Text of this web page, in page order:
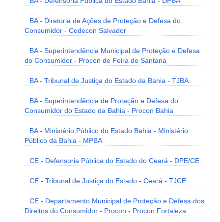
BA - Diretoria de Ações de Proteção e Defesa do
Consumidor - Codecon Salvador
BA - Superintendência Municipal de Proteção e Defesa
do Consumidor - Procon de Feira de Santana
BA - Tribunal de Justiça do Estado da Bahia - TJBA
BA - Superintendência de Proteção e Defesa do
Consumidor do Estado da Bahia - Procon Bahia
BA - Ministério Público do Estado Bahia - Ministério
Público da Bahia - MPBA
CE - Defensoria Pública do Estado do Ceará - DPE/CE
CE - Tribunal de Justiça do Estado - Ceará - TJCE
CE - Departamento Municipal de Proteção e Defesa dos
Direitos do Consumidor - Procon - Procon Fortaleza